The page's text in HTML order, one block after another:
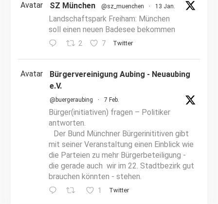
Avatar SZ München @sz_muenchen · 13 Jan.
Landschaftspark Freiham: München
soll einen neuen Badesee bekommen
2 7 Twitter
Avatar
Bürgervereinigung Aubing - Neuaubing
e.V.
@buergeraubing · 7 Feb.
Bürger(initiativen) fragen – Politiker
antworten.
Der Bund Münchner Bürgerinititiven gibt
mit seiner Veranstaltung einen Einblick wie
die Parteien zu mehr Bürgerbeteiligung -
die gerade auch wir im 22. Stadtbezirk gut
brauchen könnten - stehen.
1 Twitter